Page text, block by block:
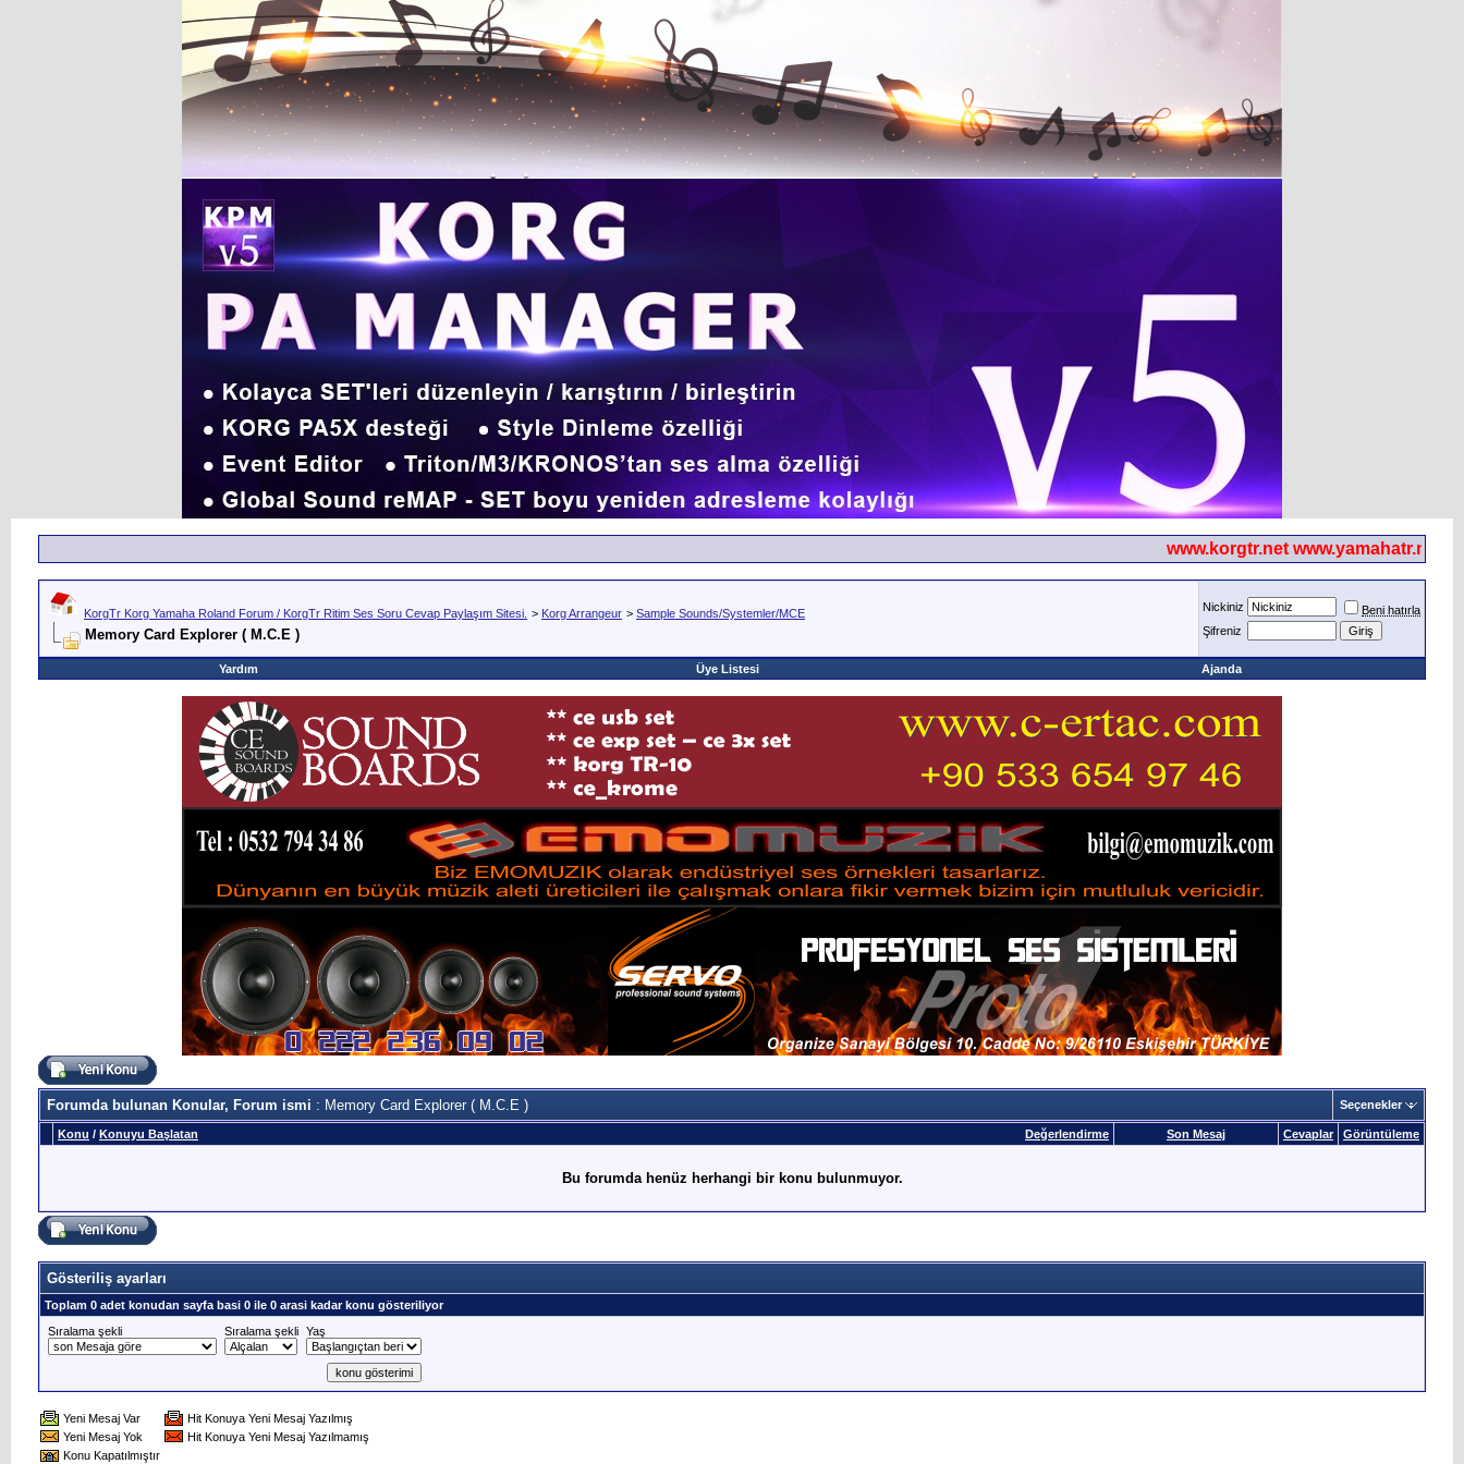
www.korgtr.net www.yamahatr.net
KorgTr Korg Yamaha Roland Forum / KorgTr Ritim Ses Soru Cevap Paylaşım Sitesi. > Korg Arrangeur > Sample Sounds/Systemler/MCE
Memory Card Explorer ( M.C.E )
Nickiniz
Beni hatırla
Şifreniz
Yardım Üye Listesi Ajanda
Forumda bulunan Konular, Forum ismi : Memory Card Explorer ( M.C.E ) Seçenekler
Değerlendirme
Konu / Konuyu Başlatan Son Mesaj Cevaplar Görüntüleme
Bu forumda henüz herhangi bir konu bulunmuyor.
Gösteriliş ayarları
Toplam 0 adet konudan sayfa basi 0 ile 0 arasi kadar konu gösteriliyor
Sıralama şekli
Sıralama şekli Yaş
Yeni Mesaj Var
Hit Konuya Yeni Mesaj Yazılmış
Yeni Mesaj Yok
Hit Konuya Yeni Mesaj Yazılmamış
Konu Kapatılmıştır